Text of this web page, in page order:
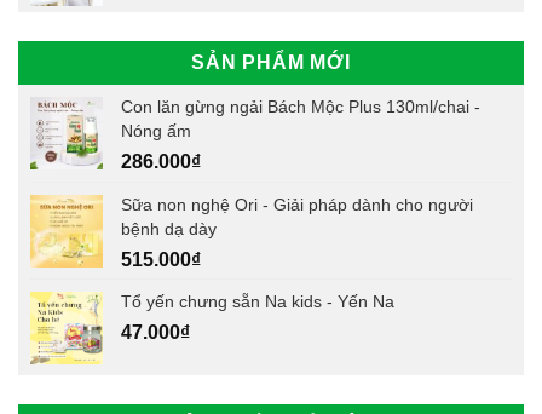
SẢN PHẨM MỚI
Con lăn gừng ngải Bách Mộc Plus 130ml/chai -
Nóng ấm
286.000₫
Sữa non nghệ Ori - Giải pháp dành cho người
bệnh dạ dày
515.000₫
Tổ yến chưng sẵn Na kids - Yến Na
47.000₫